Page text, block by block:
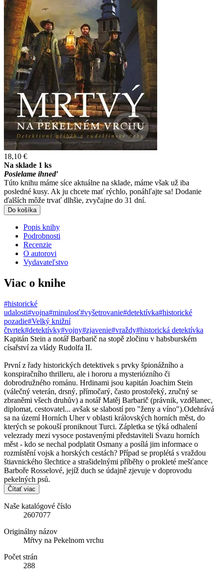
18,10 €
Na sklade 1 ks
Posielame ihneď
Túto knihu máme síce aktuálne na sklade, máme však už iba
posledné kusy. Ak ju chcete mať rýchlo, ponáhľajte sa! Dodanie
ďalších môže trvať dlhšie, zvyčajne do 31 dní.
Do košíka
Popis knihy
Podrobnosti
Recenzie
O autorovi
Vydavateľstvo
Viac o knihe
#historické
udalosti#vojna#minulosť#vyšetrovanie#detektívka#historické
pozadie#Velký knižní
čtvrtek#detektívky#vojny#zjavenie#vraždy#historická detektívka
Kapitán Stein a notář Barbarič na stopě zločinu v habsburském
císařství za vlády Rudolfa II.
První z řady historických detektivek s prvky špionážního a
konspiračního thrilleru, ale i hororu a mysteriózního či
dobrodružného románu. Hrdinami jsou kapitán Joachim Stein
(válečný veterán, drsný, přímočarý, často prostořeký, zručný se
zbraněmi všech druhův) a notář Matěj Barbarič (právnik, vzdělanec,
diplomat, cestovatel... avšak se slabostí pro "ženy a víno").Odehrává
sa na území Horních Uher v oblasti královských horních měst, do
kterých se pokouší proniknout Turci. Zápletka se týká odhalení
velezrady mezi vysoce postavenými představiteli Svazu horních
měst - kdo se nechal podplatit Osmany a posílá jim informace o
rozmístění vojsk a horských cestách? Případ se proplétá s vraždou
štiavnického šlechtice a strašidelnými příběhy o prokleté mešťance
Barboře Rosselové, jejíž duch se údajně zjevuje v doprovodu
pekelných psů.
Čítať viac
Naše katalógové číslo
2607077
Originálny názov
Mŕtvy na Pekelnom vrchu
Počet strán
288